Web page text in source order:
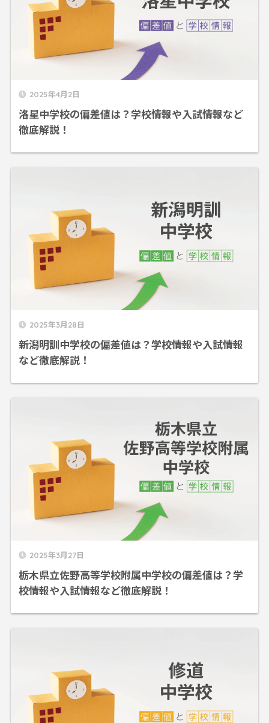
2025年4月2日
洛星中学校の偏差値は？学校情報や入試情報など
徹底解説！
2025年3月28日
新潟明訓中学校の偏差値は？学校情報や入試情報
など徹底解説！
2025年3月27日
栃木県立佐野高等学校附属中学校の偏差値は？学
校情報や入試情報など徹底解説！